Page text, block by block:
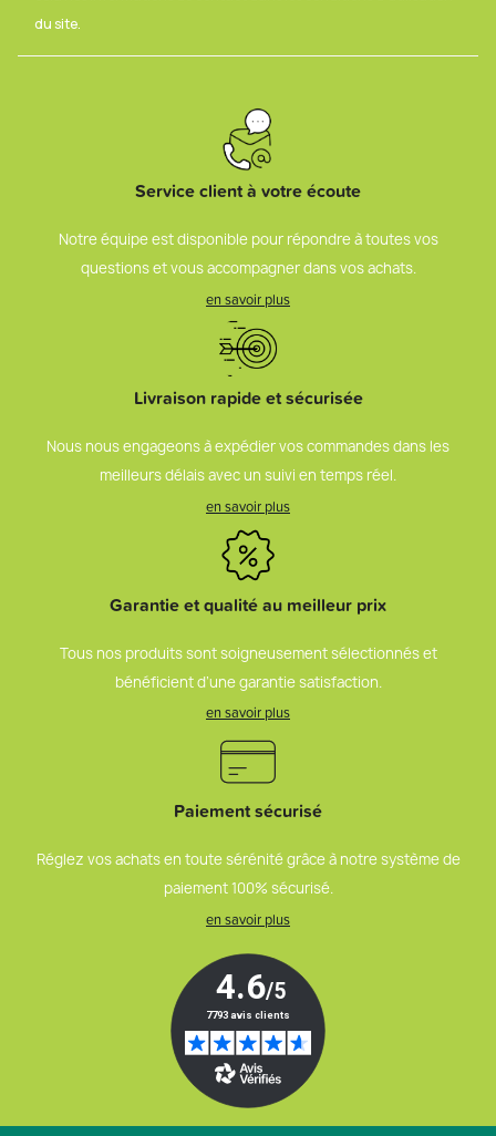
du site.
Service client à votre écoute
Notre équipe est disponible pour répondre à toutes vos
questions et vous accompagner dans vos achats.
en savoir plus
Livraison rapide et sécurisée
Nous nous engageons à expédier vos commandes dans les
meilleurs délais avec un suivi en temps réel.
en savoir plus
Garantie et qualité au meilleur prix
Tous nos produits sont soigneusement sélectionnés et
bénéficient d’une garantie satisfaction.
en savoir plus
Paiement sécurisé
Réglez vos achats en toute sérénité grâce à notre système de
paiement 100% sécurisé.
en savoir plus